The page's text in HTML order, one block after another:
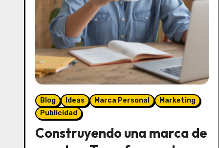
Blog Ideas Marca Personal
Marketing
Publicidad
Construyendo una marca de